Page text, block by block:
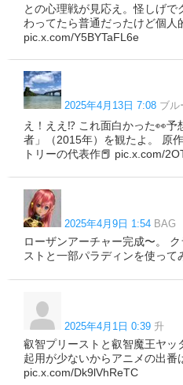
との心理戦が見応え。怪しげ
わってたら普通だったけど個人
pic.x.com/Y5BYTaFL6e
2025年4月13日 7:08 ブル
え！ええ⁉️ これ面白かった👀予
者」（2015年）を観たよ。 原
トリーの代表作📕 pic.x.com/
2025年4月9日 1:54 BAG
ローザンアーチャー完成〜。
ストと一部パラディンを使っ
2025年4月1日 0:39 升
叡智プリーストと叡智魔王ヤ
起用が少ないからアニメの出番
pic.x.com/Dk9lVhReTC